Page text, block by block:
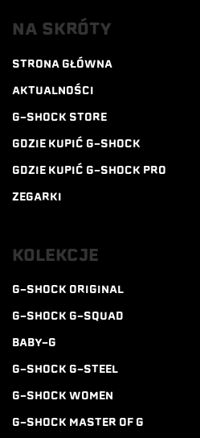
NA SKRÓTY
STRONA GŁÓWNA
AKTUALNOŚCI
G-SHOCK STORE
GDZIE KUPIĆ G-SHOCK
GDZIE KUPIĆ G-SHOCK PRO
ZEGARKI
KOLEKCJE
G-SHOCK ORIGINAL
G-SHOCK G-SQUAD
BABY-G
G-SHOCK G-STEEL
G-SHOCK WOMEN
G-SHOCK MASTER OF G